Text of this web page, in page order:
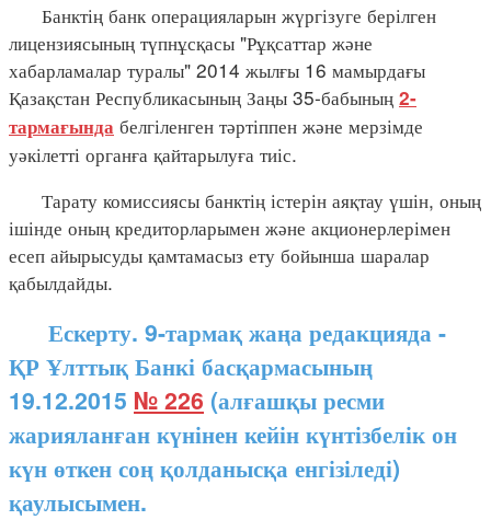
Банктің банк операцияларын жүргізуге берілген
лицензиясының түпнұсқасы "Рұқсаттар және
хабарламалар туралы" 2014 жылғы 16 мамырдағы
Қазақстан Республикасының Заңы 35-бабының 2-
тармағында белгіленген тәртіппен және мерзімде
уәкілетті органға қайтарылуға тиіс.
Тарату комиссиясы банктің істерін аяқтау үшін, оның
ішінде оның кредиторларымен және акционерлерімен
есеп айырысуды қамтамасыз ету бойынша шаралар
қабылдайды.
Ескерту. 9-тармақ жаңа редакцияда -
ҚР Ұлттық Банкі басқармасының
19.12.2015 № 226 (алғашқы ресми
жарияланған күнінен кейін күнтізбелік он
күн өткен соң қолданысқа енгізіледі)
қаулысымен.